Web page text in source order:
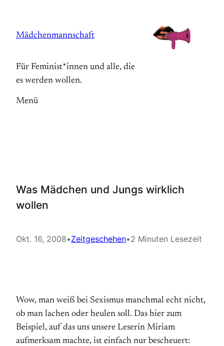
springen
Mädchenmannschaft
Für Feminist*innen und alle, die
es werden wollen.
Menü
Was Mädchen und Jungs wirklich
wollen
Okt. 16, 2008•Zeitgeschehen•2 Minuten Lesezeit
Wow, man weiß bei Sexismus manchmal echt nicht,
ob man lachen oder heulen soll. Das hier zum
Beispiel, auf das uns unsere Leserin Miriam
aufmerksam machte, ist einfach nur bescheuert: